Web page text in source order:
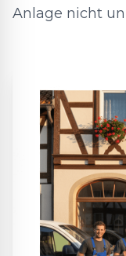
Anlage nicht